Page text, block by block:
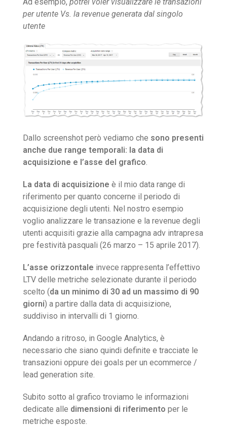
per utente Vs. la revenue generata dal singolo
utente
Dallo screenshot però vediamo che sono presenti
anche due range temporali: la data di
acquisizione e l’asse del grafico.
La data di acquisizione è il mio data range di
riferimento per quanto concerne il periodo di
acquisizione degli utenti. Nel nostro esempio
voglio analizzare le transazione e la revenue degli
utenti acquisiti grazie alla campagna adv intrapresa
pre festività pasquali (26 marzo – 15 aprile 2017).
L’asse orizzontale invece rappresenta l’effettivo
LTV delle metriche selezionate durante il periodo
scelto (da un minimo di 30 ad un massimo di 90
giorni) a partire dalla data di acquisizione,
suddiviso in intervalli di 1 giorno.
Andando a ritroso, in Google Analytics, è
necessario che siano quindi definite e tracciate le
transazioni oppure dei goals per un ecommerce /
lead generation site.
Subito sotto al grafico troviamo le informazioni
dedicate alle dimensioni di riferimento per le
metriche esposte.